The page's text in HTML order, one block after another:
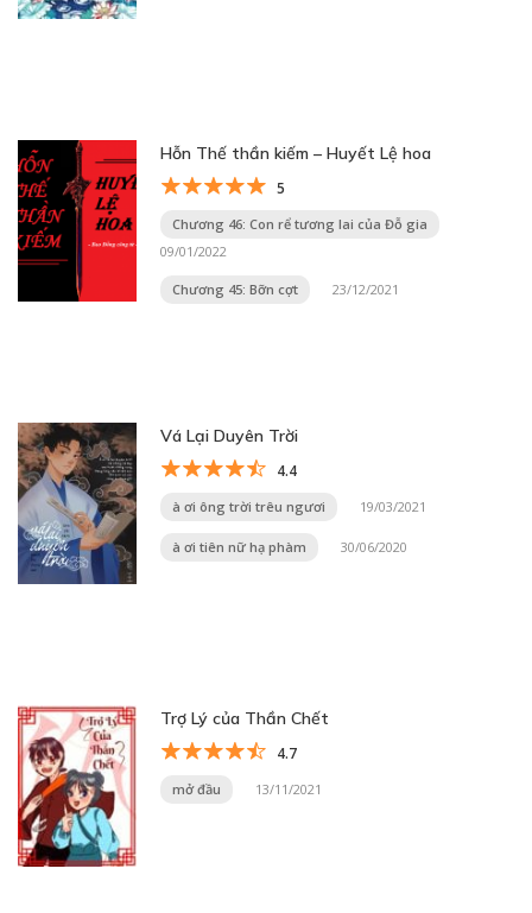
Hỗn Thế thần kiếm – Huyết Lệ hoa
5
Chương 46: Con rể tương lai của Đỗ gia
09/01/2022
Chương 45: Bỡn cợt 23/12/2021
Vá Lại Duyên Trời
4.4
à ơi ông trời trêu ngươi 19/03/2021
à ơi tiên nữ hạ phàm 30/06/2020
Trợ Lý của Thần Chết
4.7
mở đầu 13/11/2021